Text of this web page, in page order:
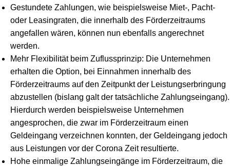
Gestundete Zahlungen, wie beispielsweise Miet-, Pacht-
oder Leasingraten, die innerhalb des Förderzeitraums
angefallen wären, können nun ebenfalls angerechnet
werden.
Mehr Flexibilität beim Zuflussprinzip: Die Unternehmen
erhalten die Option, bei Einnahmen innerhalb des
Förderzeitraums auf den Zeitpunkt der Leistungserbringung
abzustellen (bislang galt der tatsächliche Zahlungseingang).
Hierdurch werden beispielsweise Unternehmen
angesprochen, die zwar im Förderzeitraum einen
Geldeingang verzeichnen konnten, der Geldeingang jedoch
aus Leistungen vor der Corona Zeit resultierte.
Hohe einmalige Zahlungseingänge im Förderzeitraum, die